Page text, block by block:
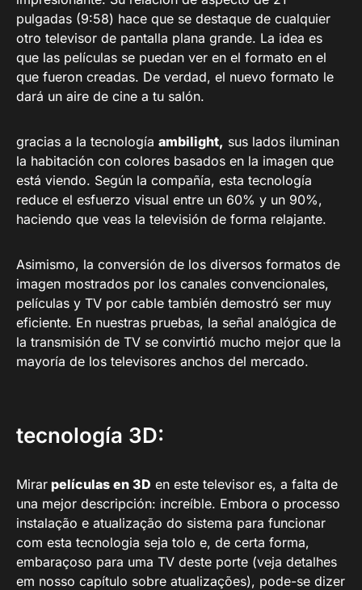
pulgadas (9:58) hace que se destaque de cualquier
otro televisor de pantalla plana grande. La idea es
que las películas se puedan ver en el formato en el
que fueron creadas. De verdad, el nuevo formato le
dará un aire de cine a tu salón.
gracias a la tecnología ambilight, sus lados iluminan
la habitación con colores basados ​​en la imagen que
está viendo. Según la compañía, esta tecnología
reduce el esfuerzo visual entre un 60% y un 90%,
haciendo que veas la televisión de forma relajante.
Asimismo, la conversión de los diversos formatos de
imagen mostrados por los canales convencionales,
películas y TV por cable también demostró ser muy
eficiente. En nuestras pruebas, la señal analógica de
la transmisión de TV se convirtió mucho mejor que la
mayoría de los televisores anchos del mercado.
tecnología 3D:
Mirar películas en 3D en este televisor es, a falta de
una mejor descripción: increíble. Embora o processo
instalação e atualização do sistema para funcionar
com esta tecnologia seja tolo e, de certa forma,
embaraçoso para uma TV deste porte (veja detalhes
em nosso capítulo sobre atualizações), pode-se dizer